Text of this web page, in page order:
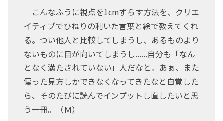
こんなふうに視点を1cmずらす方法を、クリエ
イティブでひねりの利いた言葉と絵で教えてくれ
る。つい他人と比較してしまうし、あるものより
ないものに目が向いてしまうし......自分も「なん
となく満たされていない」人だなと。あぁ、また
偏った見方しかできなくなってきたなと自覚した
ら、そのたびに読んでインプットし直したいと思
う一冊。（Ｍ）